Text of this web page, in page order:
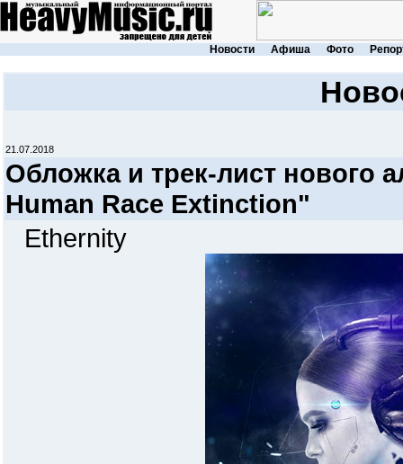
Новости Афиша Фото
21.07.2018
Обложка и трек-лист нового
Human Race Extinction"
Ethernity